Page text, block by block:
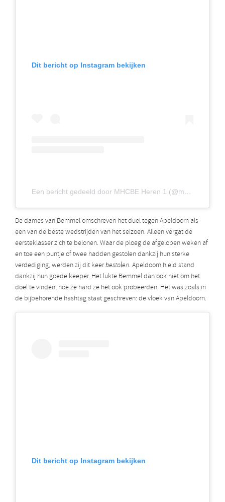
Dit bericht op Instagram bekijken
Een bericht gedeeld door MHCBE Heren 1 (@mhcbeheren1)
De dames van Bemmel omschreven het duel tegen Apeldoorn als
een van de beste wedstrijden van het seizoen. Alleen vergat de
eersteklasser zich te belonen. Waar de ploeg de afgelopen weken af
en toe een puntje of twee hadden gestolen dankzij hun sterke
verdediging, werden zij dit keerbestolen. Apeldoorn hield stand
dankzij hun goede keeper. Het lukte Bemmel dan ook niet om het
doel te vinden, hoe ze hard ze het ook probeerden. Het was zoals in
de bijbehorende hashtag staat geschreven: de vloek van Apeldoorn.
Dit bericht op Instagram bekijken